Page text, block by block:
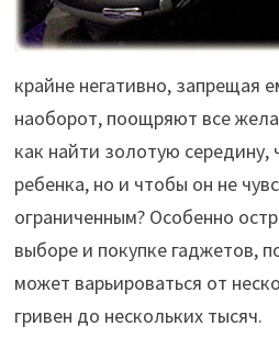
крайне негативно, запрещая
наоборот, поощряют все
как найти золотую середину,
ребенка, но и чтобы он не
ограниченным? Особенно
выборе и покупке гаджетов,
может варьироваться от
гривен до нескольких тысяч.